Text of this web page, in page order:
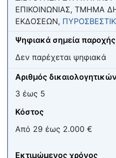
ΕΠΙΚΟΙΝΩΝΙΑΣ, ΤΜΗΜΑ
ΕΚΔΟΣΕΩΝ,
Ψηφιακά σημεία παροχής
Δεν παρέχεται ψηφιακά
Αριθμός δικαιολογητικών
3 έως 5
Κόστος
Από 29 έως 2.000 €
Εκτιμώμενος χρόνος